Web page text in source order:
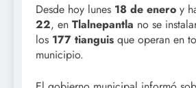
Desde hoy lunes 18 de enero y
22, en Tlalnepantla no se
los 177 tianguis que operan en
municipio.